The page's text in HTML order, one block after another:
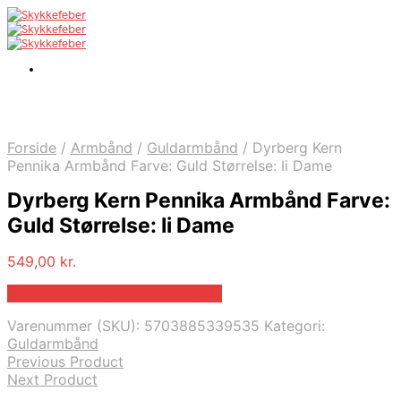
Forside / Armbånd / Guldarmbånd / Dyrberg Kern
Pennika Armbånd Farve: Guld Størrelse: Ii Dame
Dyrberg Kern Pennika Armbånd Farve:
Guld Størrelse: Ii Dame
549,00 kr.
Varenummer (SKU): 5703885339535 Kategori:
Guldarmbånd
Previous Product
Next Product